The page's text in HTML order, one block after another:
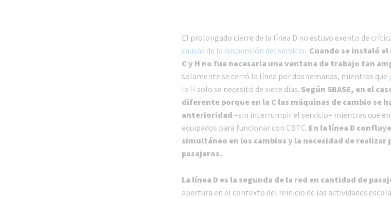
El prolongado cierre de la línea D no estuvo exento de
causas de la suspensión del servicio. Cuando se instaló
C y H no fue necesaria una ventana de trabajo tan
solamente se cerró la línea por dos semanas, mientras que
la H solo se necesitó de siete días. Según SBASE, en el
diferente porque en la C las máquinas de cambio se
anterioridad –sin interrumpir el servicio– mientras que
equipados para funcionar con CBTC. En la línea D
simultáneo en los cambios y la necesidad de realizar
pasajeros.
La línea D es la segunda de la red en cantidad de
apertura en el contexto del reinicio de las actividades